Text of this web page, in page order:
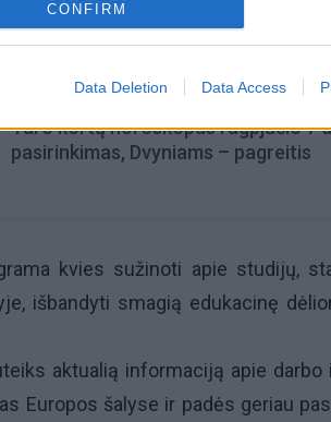
CONFIRM
Data Deletion Data Access
Aiškiaregės pranašystė: numatė
Taro kortų horoskopas rugpjūčio 7
pasirinkimas, Dvyniams – pagreitis
kvies sužinoti apie studijų,
išbandyti smagią edukacinę
aktualią informaciją apie
Europos šalyse ir padės geriau